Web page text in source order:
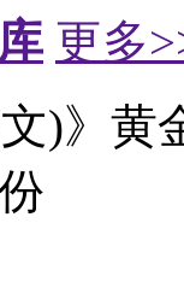
更多
)》黄